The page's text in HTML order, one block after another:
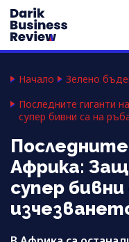
Начало
Зелено
Последните гиганти
супер бивни са на
Африка:
супер